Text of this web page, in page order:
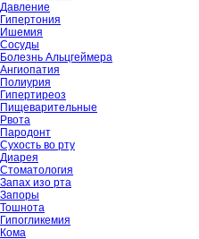
Давление
Гипертония
Ишемия
Сосуды
Болезнь Альцгеймера
Ангиопатия
Полиурия
Гипертиреоз
Пищеварительные
Рвота
Пародонт
Сухость во рту
Диарея
Стоматология
Запах изо рта
Запоры
Тошнота
Гипогликемия
Кома